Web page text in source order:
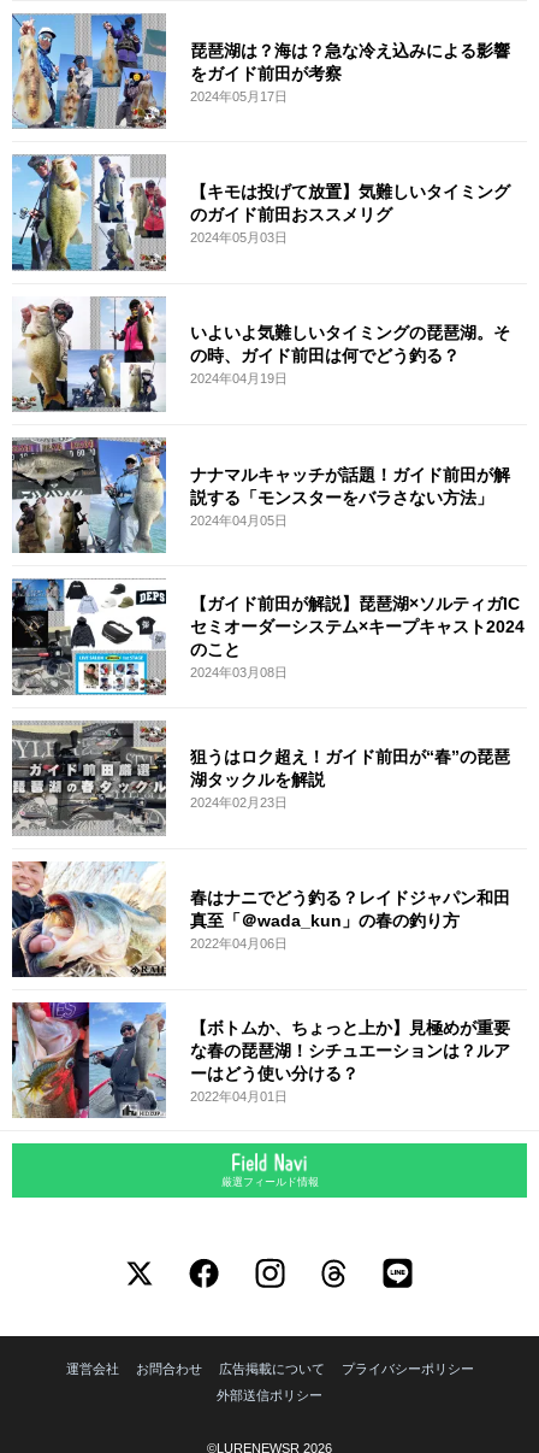
琵琶湖は？海は？急な冷え込みによる影響
をガイド前田が考察
2024年05月17日
【キモは投げて放置】気難しいタイミング
のガイド前田おススメリグ
2024年05月03日
いよいよ気難しいタイミングの琵琶湖。そ
の時、ガイド前田は何でどう釣る？
2024年04月19日
ナナマルキャッチが話題！ガイド前田が解
説する「モンスターをバラさない方法」
2024年04月05日
【ガイド前田が解説】琵琶湖×ソルティガIC
セミオーダーシステム×キープキャスト2024
のこと
2024年03月08日
狙うはロク超え！ガイド前田が“春”の琵琶
湖タックルを解説
2024年02月23日
春はナニでどう釣る？レイドジャパン和田
真至「＠wada_kun」の春の釣り方
2022年04月06日
【ボトムか、ちょっと上か】見極めが重要
な春の琵琶湖！シチュエーションは？ルア
ーはどう使い分ける？
2022年04月01日
厳選フィールド情報
運営会社 お問合わせ 広告掲載について
プライバシーポリシー
外部送信ポリシー
©LURENEWSR 2026